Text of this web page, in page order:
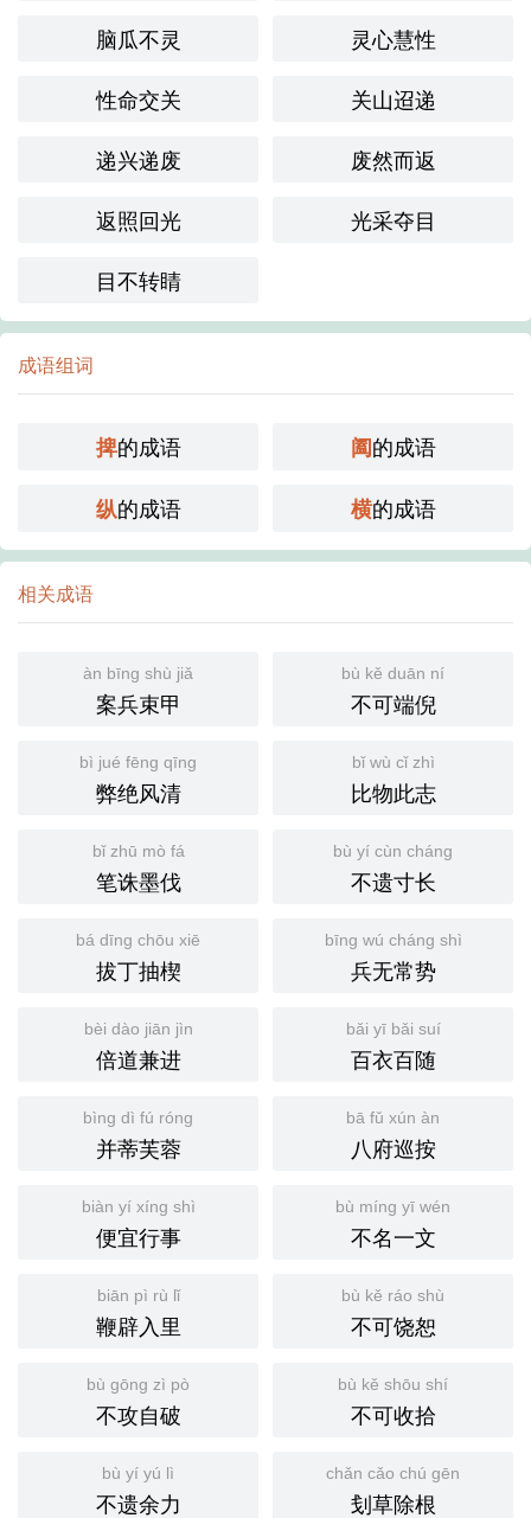
脑瓜不灵
灵心慧性
性命交关
关山迢递
递兴递废
废然而返
返照回光
光采夺目
目不转睛
成语组词
捭的成语 阖的成语
纵的成语 横的成语
相关成语
àn bīng shù jiǎ
案兵束甲
bù kě duān ní
不可端倪
bì jué fēng qīng
弊绝风清
bǐ wù cǐ zhì
比物此志
bǐ zhū mò fá
笔诛墨伐
bù yí cùn cháng
不遗寸长
bá dīng chōu xiē
拔丁抽楔
bīng wú cháng shì
兵无常势
bèi dào jiān jìn
倍道兼进
bǎi yī bǎi suí
百衣百随
bìng dì fú róng
并蒂芙蓉
bā fǔ xún àn
八府巡按
biàn yí xíng shì
便宜行事
bù míng yī wén
不名一文
biān pì rù lǐ
鞭辟入里
bù kě ráo shù
不可饶恕
bù gōng zì pò
不攻自破
bù kě shōu shí
不可收拾
bù yí yú lì
不遗余力
chǎn cǎo chú gēn
刬草除根